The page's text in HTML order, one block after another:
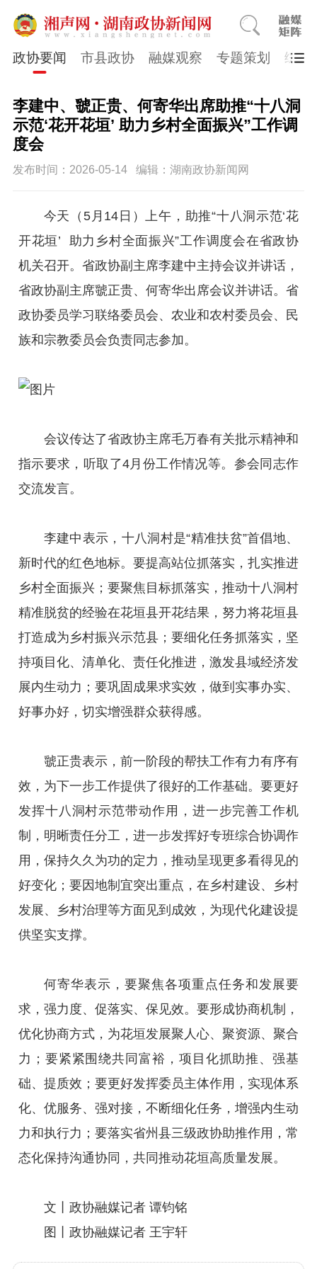
政协要闻 市县政协 融媒观察 专题策划 综合
李建中、虢正贵、何寄华出席助推“十八洞
示范‘花开花垣’ 助力乡村全面振兴”工作调
度会
发布时间：2026-05-14 编辑：湖南政协新闻网
今天（5月14日）上午，助推“十八洞示范‘花
开花垣’ 助力乡村全面振兴”工作调度会在省政协
机关召开。省政协副主席李建中主持会议并讲话，
省政协副主席虢正贵、何寄华出席会议并讲话。省
政协委员学习联络委员会、农业和农村委员会、民
族和宗教委员会负责同志参加。
会议传达了省政协主席毛万春有关批示精神和
指示要求，听取了4月份工作情况等。参会同志作
交流发言。
李建中表示，十八洞村是“精准扶贫”首倡地、
新时代的红色地标。要提高站位抓落实，扎实推进
乡村全面振兴；要聚焦目标抓落实，推动十八洞村
精准脱贫的经验在花垣县开花结果，努力将花垣县
打造成为乡村振兴示范县；要细化任务抓落实，坚
持项目化、清单化、责任化推进，激发县域经济发
展内生动力；要巩固成果求实效，做到实事办实、
好事办好，切实增强群众获得感。
虢正贵表示，前一阶段的帮扶工作有力有序有
效，为下一步工作提供了很好的工作基础。要更好
发挥十八洞村示范带动作用，进一步完善工作机
制，明晰责任分工，进一步发挥好专班综合协调作
用，保持久久为功的定力，推动呈现更多看得见的
好变化；要因地制宜突出重点，在乡村建设、乡村
发展、乡村治理等方面见到成效，为现代化建设提
供坚实支撑。
何寄华表示，要聚焦各项重点任务和发展要
求，强力度、促落实、保见效。要形成协商机制，
优化协商方式，为花垣发展聚人心、聚资源、聚合
力；要紧紧围绕共同富裕，项目化抓助推、强基
础、提质效；要更好发挥委员主体作用，实现体系
化、优服务、强对接，不断细化任务，增强内生动
力和执行力；要落实省州县三级政协助推作用，常
态化保持沟通协同，共同推动花垣高质量发展。
文丨政协融媒记者 谭钧铭
图丨政协融媒记者 王宇轩